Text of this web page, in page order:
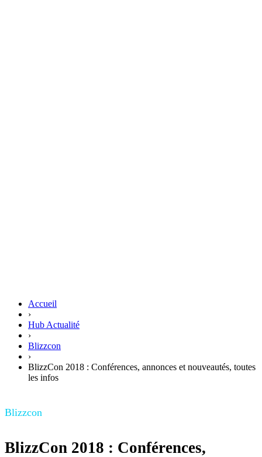
Accueil
›
Hub Actualité
›
Blizzcon
›
BlizzCon 2018 : Conférences, annonces et nouveautés, toutes
les infos
Blizzcon
BlizzCon 2018 : Conférences,